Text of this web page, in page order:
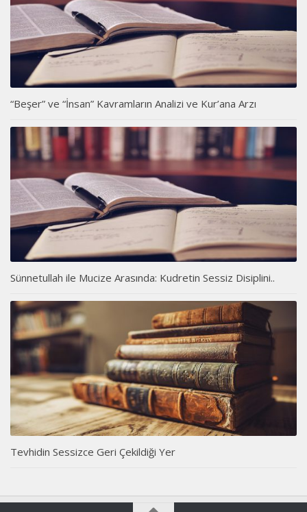
“Beşer” ve “İnsan” Kavramların Analizi ve Kur’ana Arzı
Sünnetullah ile Mucize Arasında: Kudretin Sessiz Disiplini..
Tevhidin Sessizce Geri Çekildiği Yer